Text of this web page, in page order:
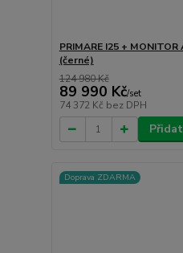
PRIMARE I25 + MONITOR
(černé)
124 980 Kč
89 990 Kč/set
74 372 Kč bez DPH
Doprava ZDARMA